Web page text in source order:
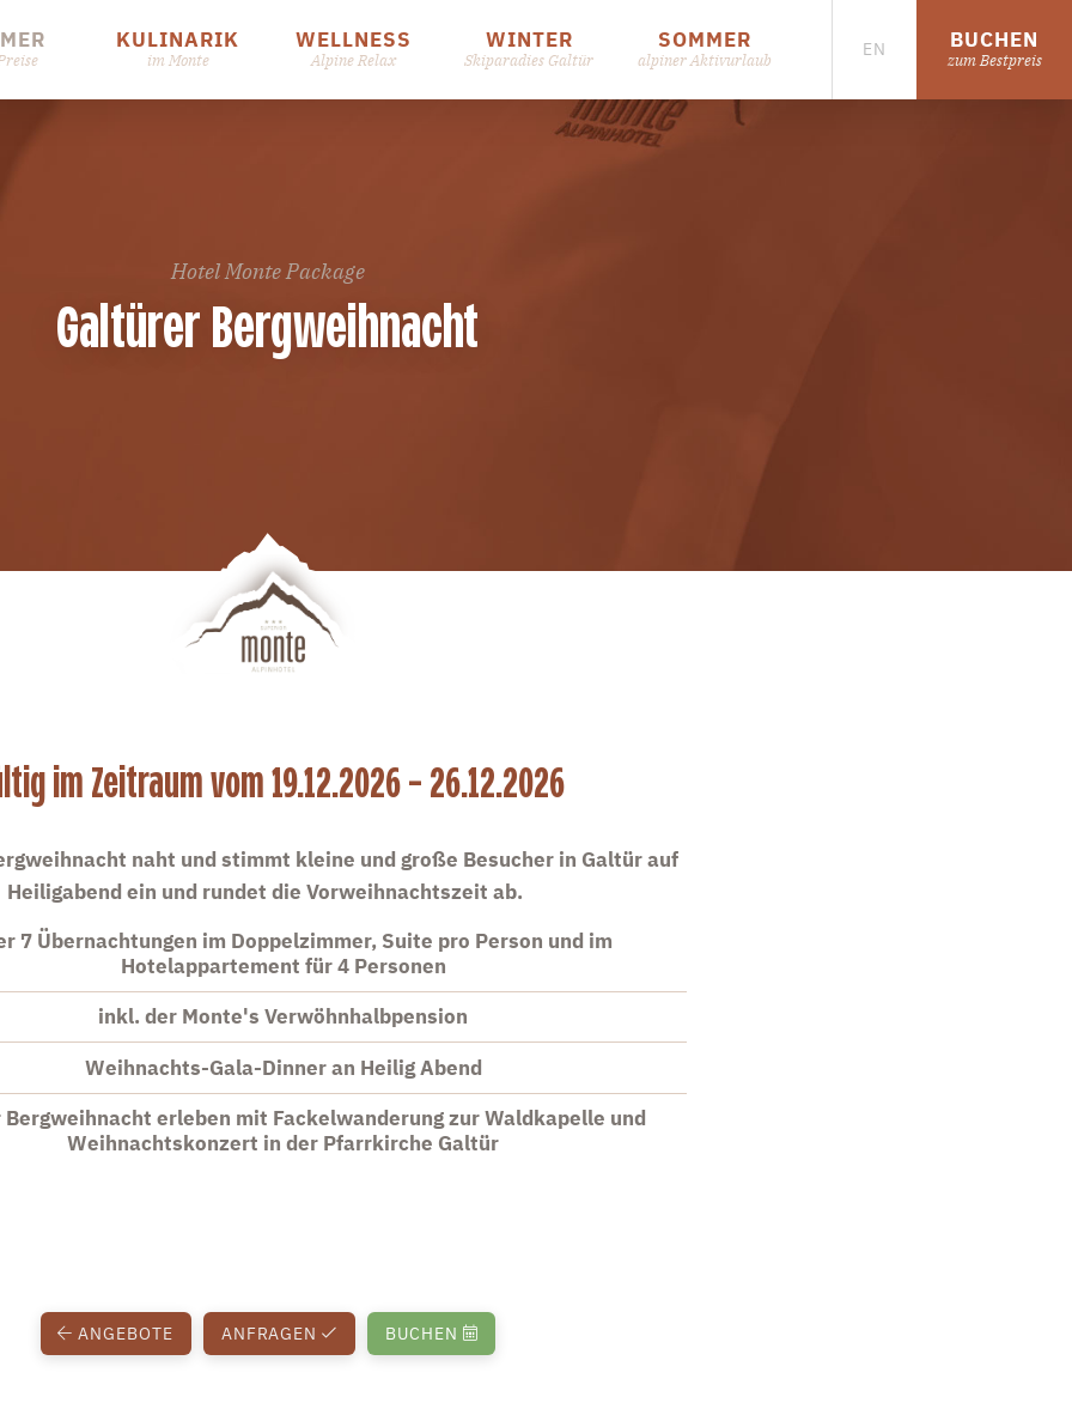
EN BUCHEN
zum Bestpreis
KULINARIK
im Monte
WELLNESS
Alpine Relax
WINTER
Skiparadies Galtür
SOMMER
alpiner Aktivurlaub
Hotel Monte Package
Galtürer Bergweihnacht
im Zeitraum vom 19.12.2026 - 26.12.2026
naht und stimmt kleine und große Besucher in Galtür auf
Heiligabend ein und rundet die Vorweihnachtszeit ab.
7 Übernachtungen im Doppelzimmer, Suite pro Person und im
Hotelappartement für 4 Personen
inkl. der Monte's Verwöhnhalbpension
Weihnachts-Gala-Dinner an Heilig Abend
erleben mit Fackelwanderung zur Waldkapelle und
Weihnachtskonzert in der Pfarrkirche Galtür
ANGEBOTE ANFRAGEN BUCHEN